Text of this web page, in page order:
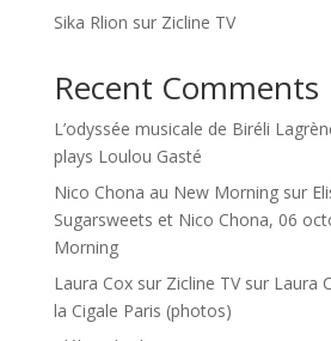
Sika Rlion sur Zicline TV
Recent Comments
L’odyssée musicale de Biréli
plays Loulou Gasté
Nico Chona au New Morningsur
Sugarsweets et Nico Chona, 06
Morning
Laura Cox sur Zicline TVsur Laura
la Cigale Paris (photos)